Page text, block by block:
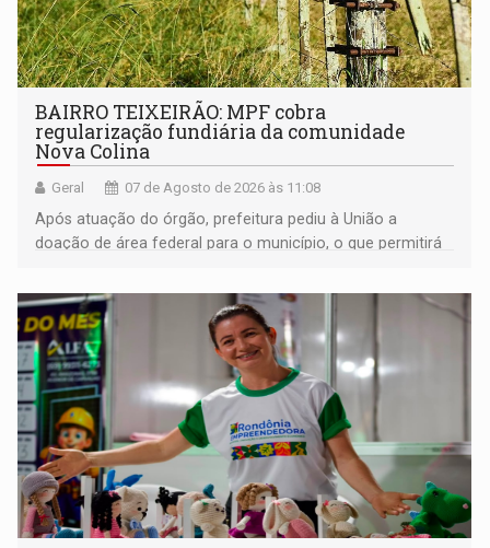
BAIRRO TEIXEIRÃO: MPF cobra
regularização fundiária da comunidade
Nova Colina
Geral 07 de Agosto de 2026 às 11:08
Após atuação do órgão, prefeitura pediu à União a
doação de área federal para o município, o que permitirá